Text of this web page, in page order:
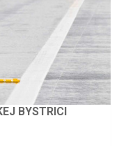
BYSTRICI